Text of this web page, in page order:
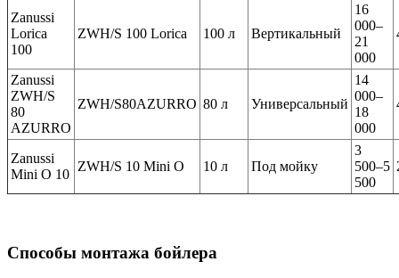
Zanussi
Lorica
100
ZWH/S 100 Lorica 100 л Вертикальный
16
000–
21
000
Zanussi
ZWH/S
80
AZURRO
ZWH/S80AZURRO 80 л Универсальный
14
000–
18
000
Zanussi
Mini O 10
ZWH/S 10 Mini O 10 л Под мойку
3
500–5
500
Способы монтажа бойлера